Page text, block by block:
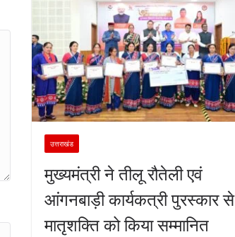
उत्तराखंड
मुख्यमंत्री ने तीलू रौतेली एवं
आंगनबाड़ी कार्यकत्री पुरस्कार से
मातृशक्ति को किया सम्मानित